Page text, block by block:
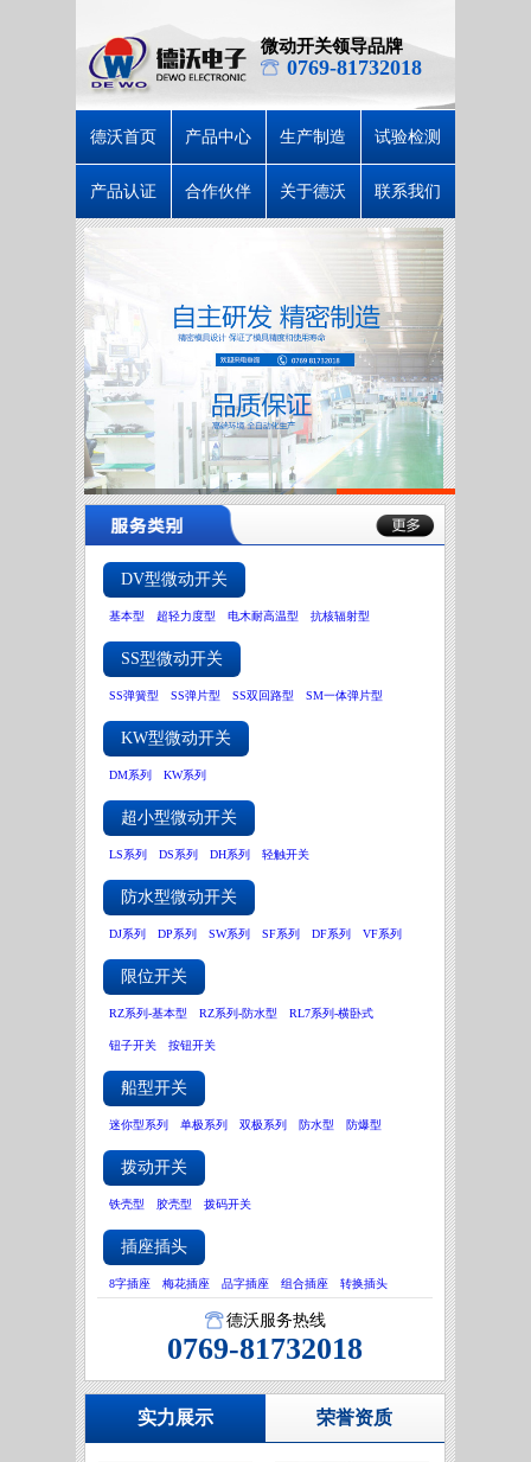
微动开关领导品牌
0769-81732018
德沃首页 产品中心 生产制造 试验检测
产品认证 合作伙伴 关于德沃 联系我们
DV型微动开关
基本型 超轻力度型 电木耐高温型 抗核辐射型
SS型微动开关
SS弹簧型 SS弹片型 SS双回路型 SM一体弹片型
KW型微动开关
DM系列 KW系列
超小型微动开关
LS系列 DS系列 DH系列 轻触开关
防水型微动开关
DJ系列 DP系列 SW系列 SF系列 DF系列 VF系列
限位开关
RZ系列-基本型 RZ系列-防水型 RL7系列-横卧式
钮子开关 按钮开关
船型开关
迷你型系列 单极系列 双极系列 防水型 防爆型
拨动开关
铁壳型 胶壳型 拨码开关
插座插头
8字插座 梅花插座 品字插座 组合插座 转换插头
德沃服务热线
0769-81732018
实力展示 荣誉资质